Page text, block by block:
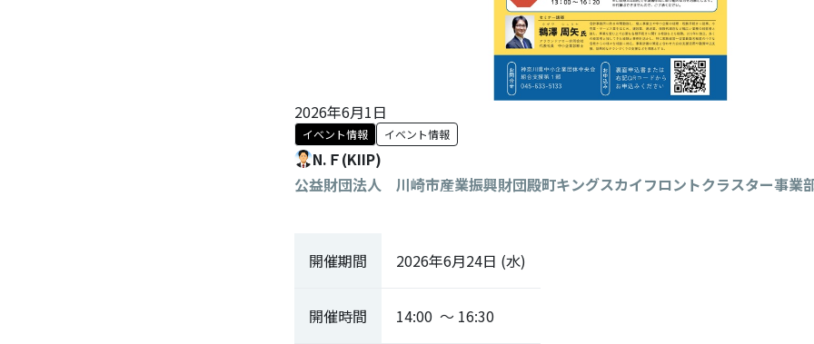
2026年6月1日
イベント情報 イベント情報
N.Ｆ(KIIP)
公益財団法人 川崎市産業振興財団殿町キングスカイフロントクラスター事業
開催期間 2026年6月24日 (水)
開催時間 14:00 ～ 16:30